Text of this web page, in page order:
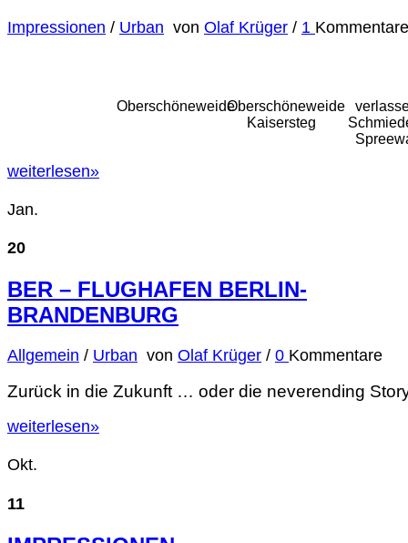
Impressionen / Urban von Olaf Krüger / 1 Kommentare
OberschöneweideOberschöneweide
Kaisersteg
weiterlesen»
Jan.
20
BER – FLUGHAFEN BERLIN-
BRANDENBURG
Allgemein / Urban von Olaf Krüger / 0 Kommentare
Zurück in die Zukunft … oder die neverending
weiterlesen»
Okt.
11